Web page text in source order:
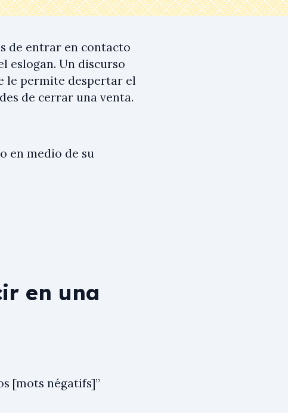
de entrar en contacto
eslogan. Un discurso
le permite despertar el
de cerrar una venta.
en medio de su
en una
[mots négatifs]”